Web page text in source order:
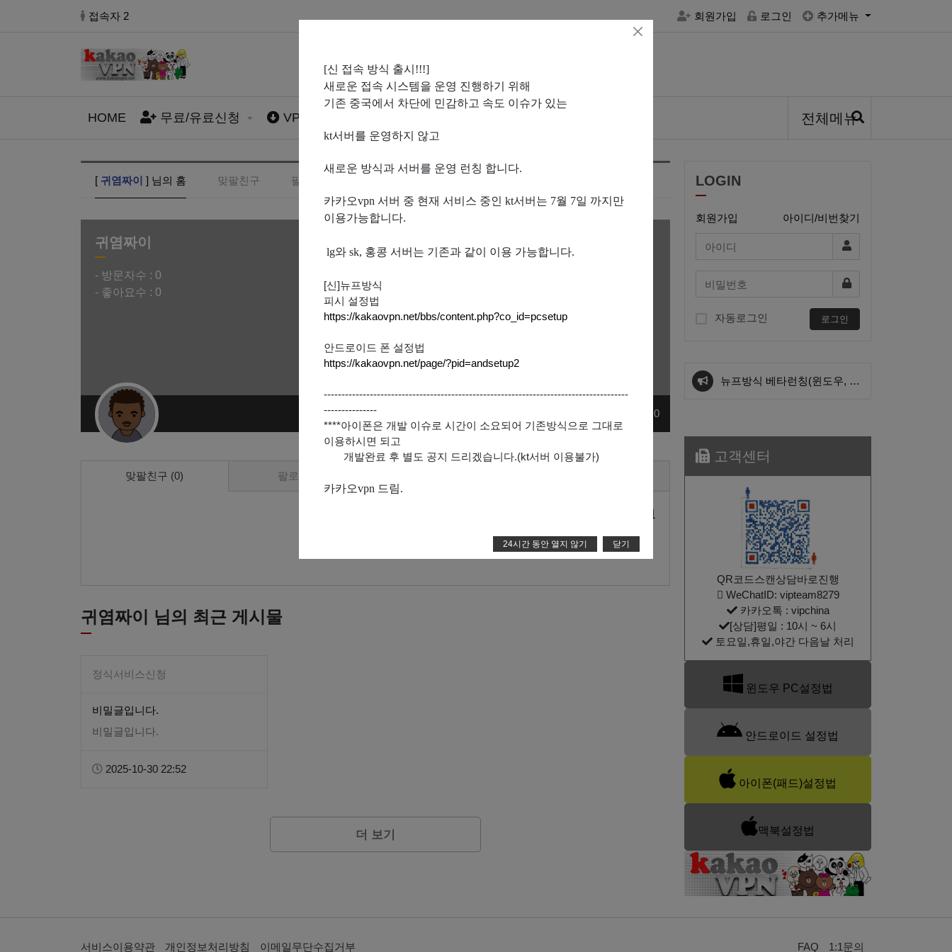
[신 접속 방식 출시!!!]
새로운 접속 시스템을 운영 진행하기 위해
기존 중국에서 차단에 민감하고 속도 이슈가 있는
kt서버를 운영하지 않고
새로운 방식과 서버를 운영 런칭 합니다.
카카오vpn 서버 중 현재 서비스 중인 kt서버는 7월 7일 까지만
이용가능합니다.
lg와 sk, 홍콩 서버는 기존과 같이 이용 가능합니다.
[신]뉴프방식
피시 설정법
https://kakaovpn.net/bbs/content.php?co_id=pcsetup
안드로이드 폰 설정법
https://kakaovpn.net/page/?pid=andsetup2
--------------------------------------------------------------------------------------
---------------
****아이폰은 개발 이슈로 시간이 소요되어 기존방식으로 그대로
이용하시면 되고
개발완료 후 별도 공지 드리겠습니다.(kt서버 이용불가)
카카오vpn 드림.
24시간 동안 열지 않기 닫기
접속자 2 회원가입 로그인 추가메뉴
HOME 무료/유료신청 VPN설정법 전체메뉴
[ 귀염짜이 ] 님의 홈 맞팔친구 팔로워
귀염짜이
- 방문자수 : 0
- 좋아요수 : 0
구독회원 0
맞팔친구 (0) 팔로워 (0)
맞팔친구 전체보기
귀염짜이 님의 최근 게시물
정식서비스신청
비밀글입니다.
비밀글입니다.
2025-10-30 22:52
더 보기
LOGIN
회원가입 아이디/비번찾기
자동로그인 로그인
추가 되었습니다.
뉴프방식 베타런칭(윈도우, 안
다.
wide방식 sk1/sk2번 OVPN파
일이 업데이트 되었습니다. (재
설정 요청)
wide방식 kt1번 OVPN파일이
변경 되었습니다. (재설정 요
아이폰 ikev2 전용 서버 한대
추가 되었습니다.
뉴프방식 베타런칭(윈도우, 안
드로이드) kt서버 종료 공지
카카오vpn 기기별 설정법입니
다.
wide방식 sk1/sk2번 OVPN파
일이 업데이트 되었습니다. (재
wide방식 kt1번 OVPN파일이
청)
고객센터
QR코드스캔상담바로진행
WeChatID: vipteam8279
카카오톡 : vipchina
[상담]평일 : 10시 ~ 6시
토요일,휴일,야간 다음날 처리
윈도우 PC설정법
안드로이드 설정법
아이폰(패드)설정법
맥북설정법
서비스이용약관 개인정보처리방침 이메일무단수집거부 FAQ 1:1문의